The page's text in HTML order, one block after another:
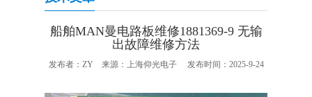
船舶MAN曼电路板维修1881369-9 无输
出故障维修方法
发布者：ZY 来源：上海仰光电子 发布时间：2025-9-24